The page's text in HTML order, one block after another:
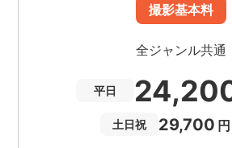
撮影基本料
全ジャンル共通
平日
土日祝 29,700 円